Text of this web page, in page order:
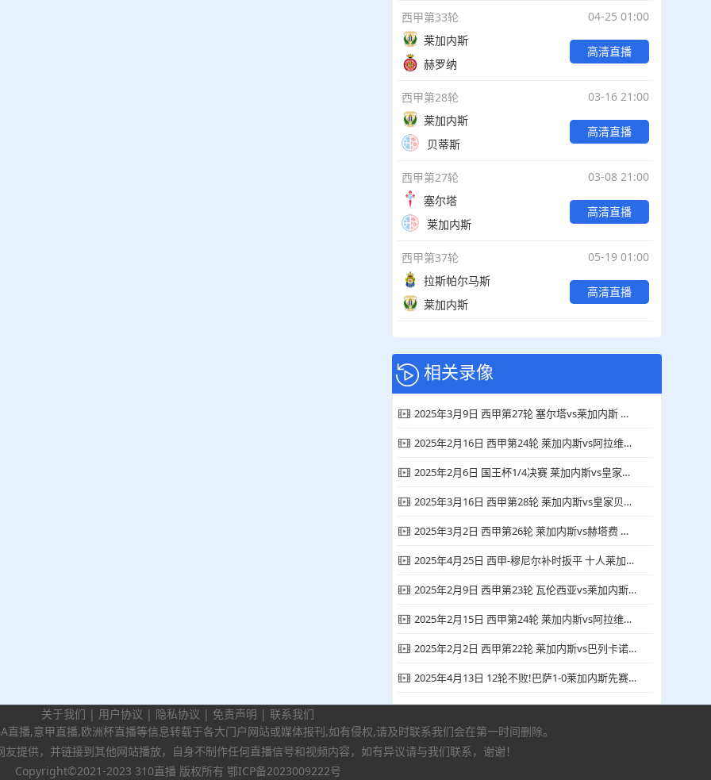
西甲第33轮
04-25 01:00
莱加内斯
赫罗纳
高清直播
西甲第28轮
03-16 21:00
莱加内斯
贝蒂斯
高清直播
西甲第27轮
03-08 21:00
塞尔塔
莱加内斯
高清直播
西甲第37轮
05-19 01:00
拉斯帕尔马斯
莱加内斯
高清直播
相关录像
2025年3月9日 西甲第27轮 塞尔塔vs莱加内斯 全场录像回放
2025年2月16日 西甲第24轮 莱加内斯vs阿拉维斯 全场录像回放
2025年2月6日 国王杯1/4决赛 莱加内斯vs皇家马德里 全场集锦
2025年3月16日 西甲第28轮 莱加内斯vs皇家贝蒂斯 全场集锦
2025年3月2日 西甲第26轮 莱加内斯vs赫塔费 全场集锦
2025年4月25日 西甲-穆尼尔补时扳平 十人莱加内斯1-1赫罗纳
2025年2月9日 西甲第23轮 瓦伦西亚vs莱加内斯 全场集锦
2025年2月15日 西甲第24轮 莱加内斯vs阿拉维斯 全场集锦
2025年2月2日 西甲第22轮 莱加内斯vs巴列卡诺 全场集锦
2025年4月13日 12轮不败!巴萨1-0莱加内斯先赛7分领跑 拉菲尼亚造乌龙巴尔德伤退
关于我们 | 用户协议 | 隐私协议 | 免责声明 | 联系我们
播,意甲直播,欧洲杯直播等信息转载于各大门户网站或媒体报刊,如有侵权,请及时联系我们会在第一时间删除。
提供，并链接到其他网站播放，自身不制作任何直播信号和视频内容，如有异议请与我们联系，谢谢！
Copyright©2021-2023 310直播 版权所有 鄂ICP备2023009222号